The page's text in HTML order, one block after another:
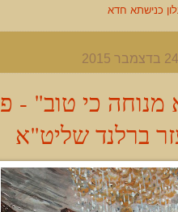
כנישתא חדא
מנוחה כי טוב" -
ברלנד שליט"א